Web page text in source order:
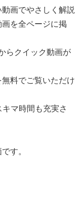
画でやさしく解説
画を全ページに掲
らクイック動画が
料でご覧いただけ
マ時間も充実さ
す。